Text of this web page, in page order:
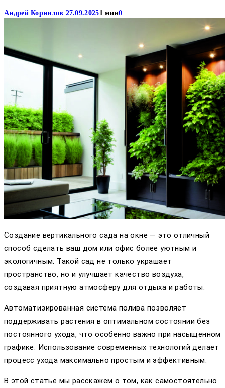
Андрей Корнилов 27.09.20251 мин0
Создание вертикального сада на окне — это отличный
способ сделать ваш дом или офис более уютным и
экологичным. Такой сад не только украшает
пространство, но и улучшает качество воздуха,
создавая приятную атмосферу для отдыха и работы.
Автоматизированная система полива позволяет
поддерживать растения в оптимальном состоянии без
постоянного ухода, что особенно важно при насыщенном
графике. Использование современных технологий делает
процесс ухода максимально простым и эффективным.
В этой статье мы расскажем о том, как самостоятельно